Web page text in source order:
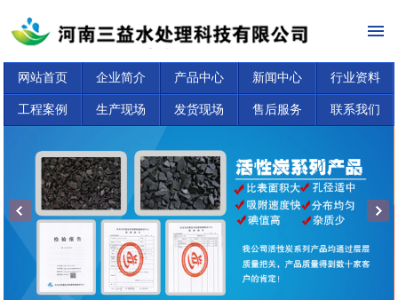
网站首页 企业简介 产品中心 新闻中心 行业资料
工程案例 生产现场 发货现场 售后服务 联系我们